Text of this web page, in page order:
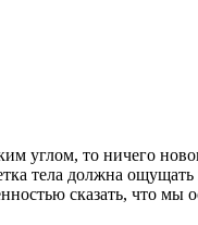
углом, то ничего
тела должна ощущать
сказать, что мы